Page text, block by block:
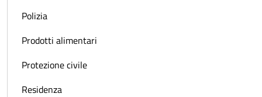
Polizia
Prodotti alimentari
Protezione civile
Residenza